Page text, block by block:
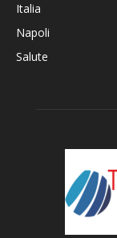
Italia
Napoli
Salute